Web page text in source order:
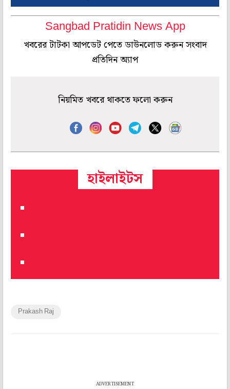
Sangbad Pratidin News App
খবরের টাটকা আপডেট পেতে ডাউনলোড করুন সংবাদ
প্রতিদিন অ্যাপ
নিয়মিত খবরে থাকতে ফলো করুন
হাইলাইটস
Prakash Raj
ADVERTISEMENT